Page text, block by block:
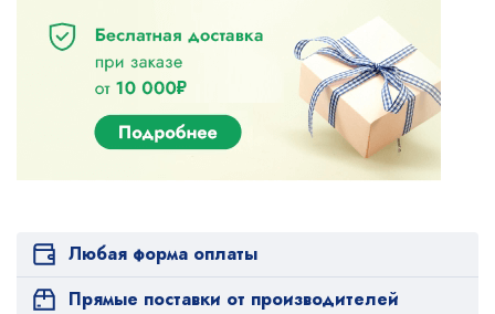
Любая форма оплаты
Прямые поставки от производителей